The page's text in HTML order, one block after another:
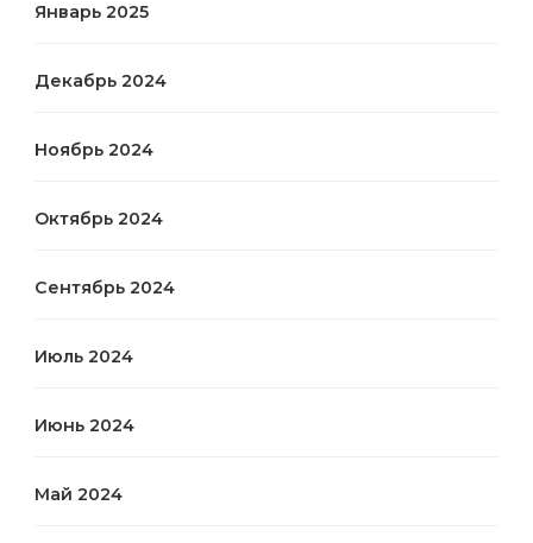
Январь 2025
Декабрь 2024
Ноябрь 2024
Октябрь 2024
Сентябрь 2024
Июль 2024
Июнь 2024
Май 2024